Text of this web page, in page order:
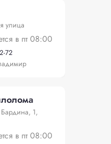
улица
в пт 08:00
72
1,
в пт 08:00